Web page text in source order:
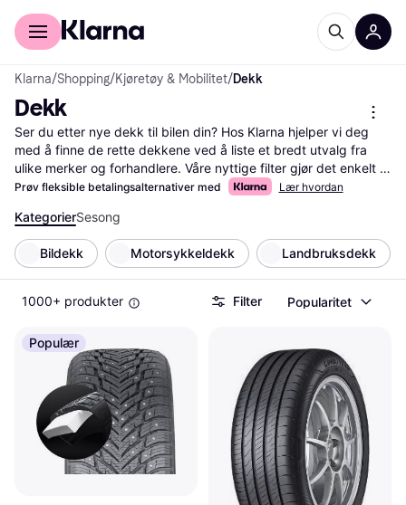
For kunder
Klarna/Shopping/Kjøretøy & Mobilitet/Dekk
Dekk
Ser du etter nye dekk til bilen din? Hos Klarna hjelper vi deg
med å finne de rette dekkene ved å liste et bredt utvalg fra
ulike merker og forhandlere. Våre nyttige filter gjør det enkelt
for deg å sortere etter størrelse, type, sesong eller pris. Dette
ditt budsjett best. Du kan også lese brukeranmeldelser for å få
innsikt i andres erfaringer med produktet. Vi sørger for at du
kan sammenligne priser og finne de beste tilbudene, slik at du
får mest mulig verdi for pengene. Klarna gir deg all nødvendig
informasjon på ett sted, så du kan ta en godt gjennomtenkt
beslutning. Begynn her for å finne de perfekte dekkene til bilen
din! Les mer om dekk her
Prøv fleksible betalingsalternativer med Lær hvordan
KategorierSesong
Bildekk Motorsykkeldekk Landbruksdekk
1000+ produkter Filter Popularitet
Populær